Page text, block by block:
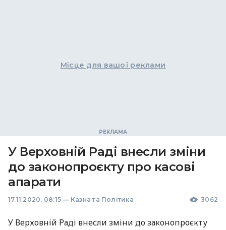
Місце для вашої реклами
У Верховній Раді внесли зміни
до законопроєкту про касові
апарати
17.11.2020, 08:15 — Казна та Політика 3062
У Верховній Раді внесли зміни до законопроєкту